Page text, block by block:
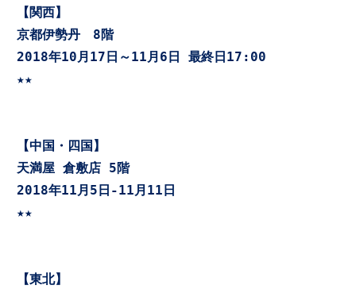
京都伊勢丹　8階
2018年10月17日～11月6日 最終日17:00
★★
天満屋 倉敷店 5階
2018年11月5日-11月11日
★★